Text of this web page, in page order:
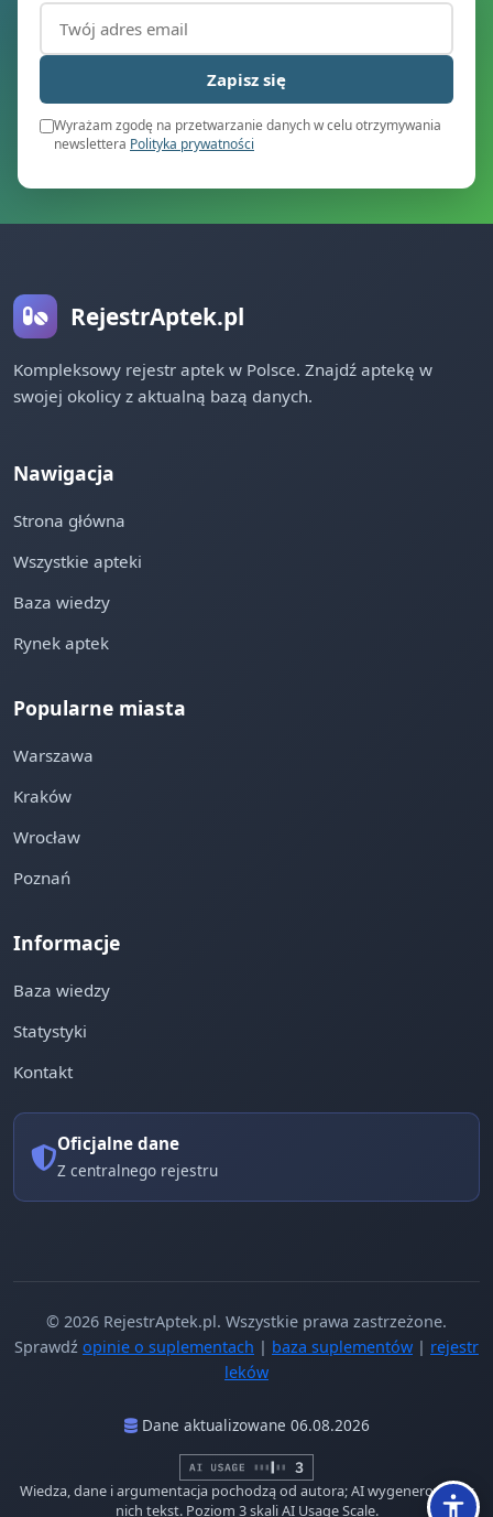
Adres email (wymagany)
Zapisz się
Wyrażam zgodę na przetwarzanie danych w celu otrzymywania
newslettera Polityka prywatności
RejestrAptek.pl
Kompleksowy rejestr aptek w Polsce. Znajdź aptekę w
swojej okolicy z aktualną bazą danych.
Nawigacja
Strona główna
Wszystkie apteki
Baza wiedzy
Rynek aptek
Popularne miasta
Warszawa
Kraków
Wrocław
Poznań
Informacje
Baza wiedzy
Statystyki
Kontakt
Oficjalne dane
Z centralnego rejestru
© 2026 RejestrAptek.pl. Wszystkie prawa zastrzeżone.
Sprawdź opinie o suplementach | baza suplementów | rejestr
leków
Dane aktualizowane 06.08.2026
Wiedza, dane i argumentacja pochodzą od autora; AI wygenerowało z
nich tekst. Poziom 3 skali AI Usage Scale.